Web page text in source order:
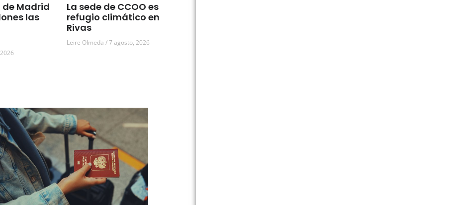
Madrid
las
La sede de CCOO es
refugio climático en
Rivas
Leire Olmeda 7 agosto, 2026